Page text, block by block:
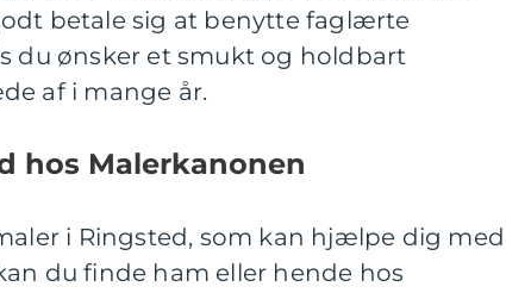
betale sig at benytte faglærte
du ønsker et smukt og holdbart
af i mange år.
hos Malerkanonen
i Ringsted, som kan hjælpe dig med
du finde ham eller hende hos